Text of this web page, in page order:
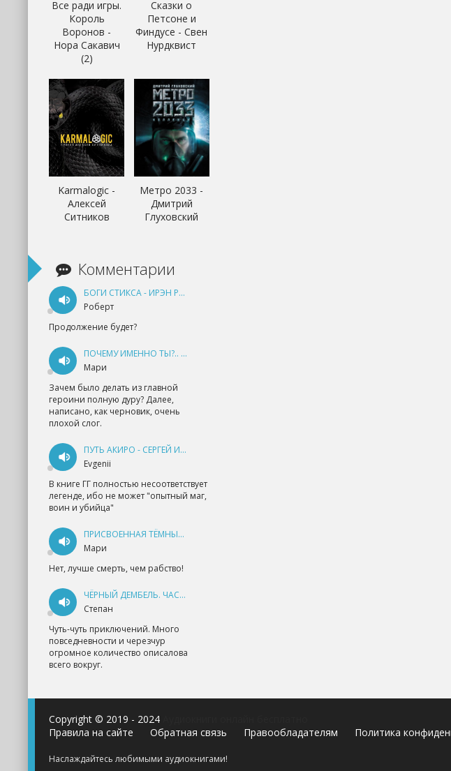
Все ради игры.
Король
Воронов -
Нора Сакавич
(2)
Сказки о
Петсоне и
Финдусе - Свен
Нурдквист
Karmalogic -
Алексей
Ситников
Метро 2033 -
Дмитрий
Глуховский
Комментарии
БОГИ СТИКСА - ИРЭН РУДКЕВИЧ
Роберт
Продолжение будет?
ПОЧЕМУ ИМЕННО ТЫ?.. КНИГА 1 - ЕКАТЕРИНА ЮДИНА
Мари
Зачем было делать из главной
героини полную дуру? Далее,
написано, как черновик, очень
плохой слог.
ПУТЬ АКИРО - СЕРГЕЙ ИЗМАЙЛОВ
Evgenii
В книге ГГ полностью несоответствует
легенде, ибо не может "опытный маг,
воин и убийца"
ПРИСВОЕННАЯ ТЁМНЫМ. ПРОКЛЯТАЯ ЛЮБОВЬ - АННА ГЕРР
Мари
Нет, лучше смерть, чем рабство!
ЧЁРНЫЙ ДЕМБЕЛЬ. ЧАСТЬ 1 - АНДРЕЙ ФЕДИН
Степан
Чуть-чуть приключений. Много
повседневности и черезчур
огромное количество описалова
всего вокруг.
Copyright © 2019 - 2024
Правила на сайте
Обратная связь Правообладателям Политика
Наслаждайтесь любимыми аудиокнигами!